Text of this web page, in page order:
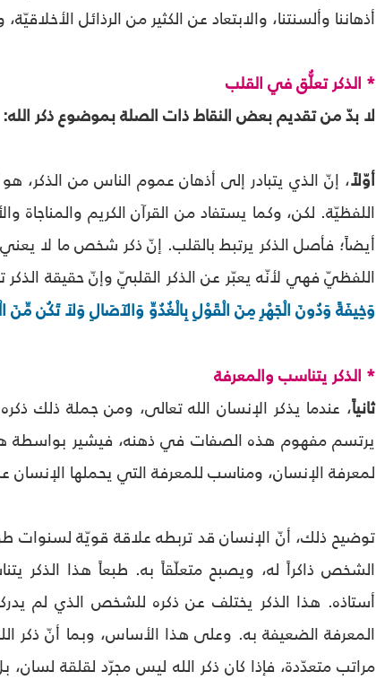
أذهاننا وألسنتنا، والابتعاد عن الكثير من الرذائل
* الذكر تعلُّق في القلب
لا بدّ من تقديم بعض النقاط ذات الصلة بموضوع ذكر الله:
أوّلاً، إنّ الذي يتبادر إلى أذهان عموم الناس من الذكر، هو
اللفظيّة. لكن، وكما يستفاد من القرآن الكريم
أيضاً؛ فأصل الذكر يرتبط بالقلب. إنّ ذكر شخص ما لا يعني
اللفظيّ فهي لأنّه يعبّر عن الذكر القلبيّ وإنّ حقيقة
وَخِيفَةً وَدُونَ الْجَهْرِ مِنَ الْقَوْلِ بِالْغُدُوِّ وَالآصَالِ وَلاَ تَكُن مِّنَ
* الذكر يتناسب والمعرفة
ثانياً، عندما يذكر الإنسان الله تعالى، ومن جملة ذلك
يرتسم مفهوم هذه الصفات في ذهنه، فيشير بواسطة
لمعرفة الإنسان، ومناسب للمعرفة التي يحملها الإنسان
توضيح ذلك، أنّ الإنسان قد تربطه علاقة قويّة لسنوات
الشخص ذاكراً له، ويصبح متعلّقاً به. طبعاً هذا الذكر
أستاذه. هذا الذكر يختلف عن ذكره للشخص الذي لم
المعرفة الضعيفة به. وعلى هذا الأساس، وبما أنّ ذكر
مراتب متعدّدة، فإذا كان ذكر الله ليس مجرّد لقلقة